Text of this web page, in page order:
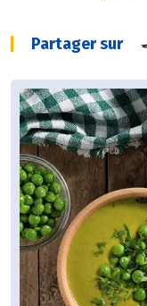
Partager sur